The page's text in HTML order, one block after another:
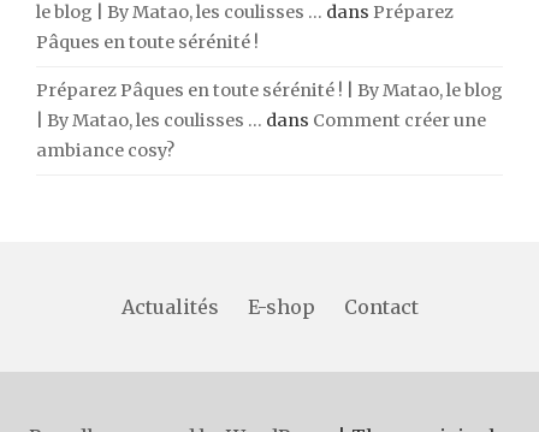
le blog | By Matao, les coulisses ... dans Préparez
Pâques en toute sérénité !
Préparez Pâques en toute sérénité ! | By Matao, le blog
| By Matao, les coulisses ... dans Comment créer une
ambiance cosy?
Actualités E-shop Contact